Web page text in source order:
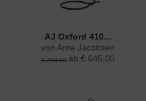
AJ Oxford 410...
von Arne Jacobsen
€ 760,00 ab € 645,00